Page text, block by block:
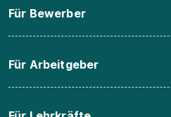
Für Bewerber
Für Arbeitgeber